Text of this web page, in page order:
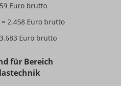
Euro brutto
2.458 Euro brutto
Euro brutto
für Bereich